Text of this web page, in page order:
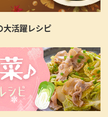
活躍レシピ